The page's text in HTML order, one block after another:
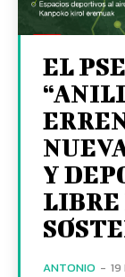
EL
Y
LIBRE
ANTONIO -